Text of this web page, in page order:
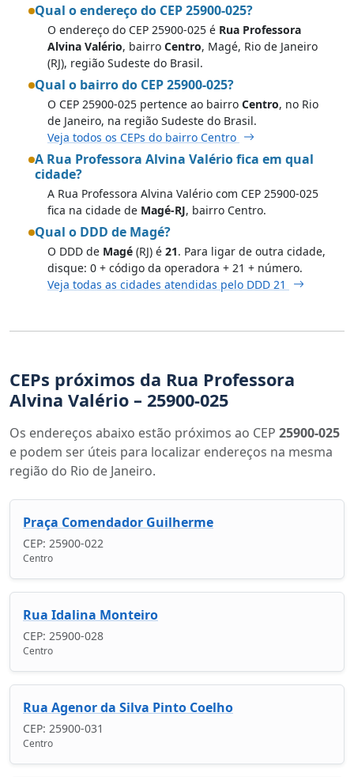
Qual o endereço do CEP 25900-025?
O endereço do CEP 25900-025 é Rua Professora
Alvina Valério, bairro Centro, Magé, Rio de Janeiro
(RJ), região Sudeste do Brasil.
Qual o bairro do CEP 25900-025?
O CEP 25900-025 pertence ao bairro Centro, no Rio
de Janeiro, na região Sudeste do Brasil.
Veja todos os CEPs do bairro Centro
A Rua Professora Alvina Valério fica em qual
cidade?
A Rua Professora Alvina Valério com CEP 25900-025
fica na cidade de Magé-RJ, bairro Centro.
Qual o DDD de Magé?
O DDD de Magé (RJ) é 21. Para ligar de outra cidade,
disque: 0 + código da operadora + 21 + número.
Veja todas as cidades atendidas pelo DDD 21
CEPs próximos da Rua Professora
Alvina Valério – 25900-025
Os endereços abaixo estão próximos ao CEP 25900-025
e podem ser úteis para localizar endereços na mesma
região do Rio de Janeiro.
Praça Comendador Guilherme
CEP: 25900-022
Centro
Rua Idalina Monteiro
CEP: 25900-028
Centro
Rua Agenor da Silva Pinto Coelho
CEP: 25900-031
Centro